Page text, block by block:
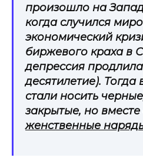
произошло на
когда случился
экономический
биржевого краха в
депрессия
десятилетие).
стали носить
закрытые, но вместе
женственные